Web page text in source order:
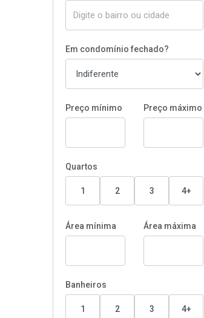
Em condomínio fechado?
Preço mínimo Preço máximo
Quartos
1 2 3 4+
Área mínima Área máxima
Banheiros
1 2 3 4+